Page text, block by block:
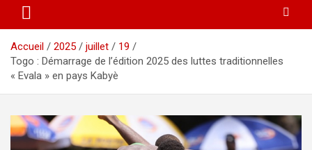
Accueil 2025 juillet
19
Togo : Démarrage de l’édition 2025 des luttes traditionnelles
« Evala » en pays Kabyè